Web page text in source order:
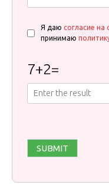
Я даю согласие на
принимаю
7+2=